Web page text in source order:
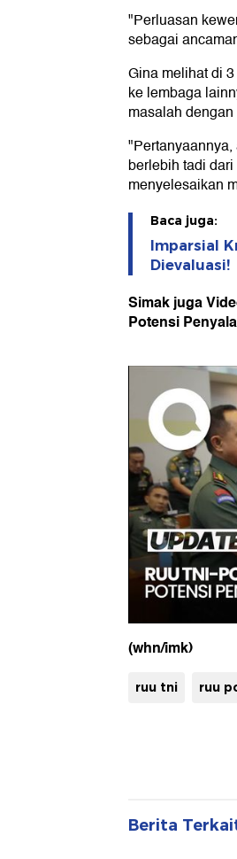
"Perluasan
sebagai
Gina melihat di
ke lembaga
masalah
berlebih tadi
menyelesaikan
Baca juga:
Imparsial
Dievaluasi!
Simak juga
Potensi
(whn/imk)
ruu tni ruu
Berita